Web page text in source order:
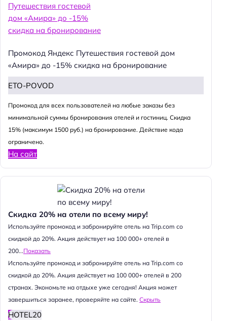
Промокод Яндекс Путешествия гостевой дом
«Амира» до -15% скидка на бронирование
ETO-POVOD
Промокод для всех пользователей на любые заказы без
минимальной суммы бронирования отелей и гостиниц. Скидка
15% (максимум 1500 руб.) на бронирование. Действие кода
ограничено.
На сайт
Скидка 20% на отели по всему миру!
Используйте промокод и забронируйте отель на Trip.com со
скидкой до 20%. Акция действует на 100 000+ отелей в
200...Показать
Используйте промокод и забронируйте отель на Trip.com со
скидкой до 20%. Акция действует на 100 000+ отелей в 200
странах. Экономьте на отдыхе уже сегодня! Акция может
завершиться заранее, проверяйте на сайте. Скрыть
HOTEL20